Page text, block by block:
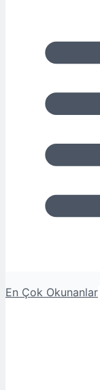
En Çok Okunanlar